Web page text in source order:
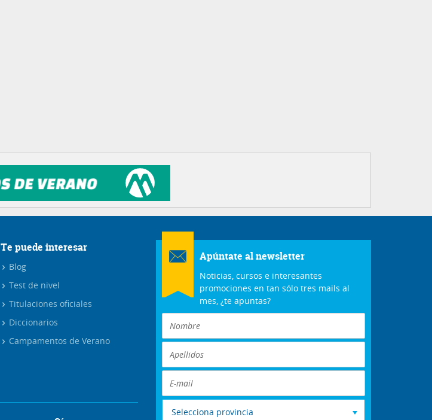
Te puede interesar
Blog
Test de nivel
Titulaciones oficiales
Diccionarios
Campamentos de Verano
Apúntate al newsletter
Noticias, cursos e interesantes
promociones en tan sólo tres mails al
mes, ¿te apuntas?
Selecciona provincia